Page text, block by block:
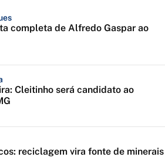
completa de Alfredo Gaspar ao
Cleitinho será candidato ao
reciclagem vira fonte de minerais